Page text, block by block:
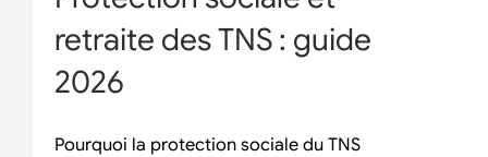
retraite des TNS : guide
2026
Pourquoi la protection sociale du TNS